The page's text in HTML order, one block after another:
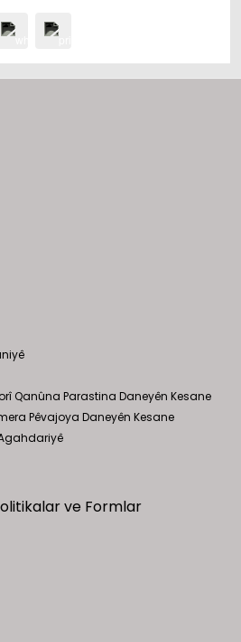
Qanûna Parastina Daneyên Kesane
Pêvajoya Daneyên Kesane
ve Formlar